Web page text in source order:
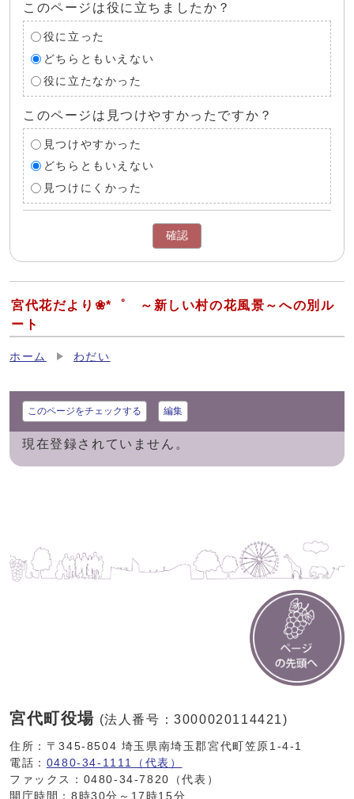
このページは役に立ちましたか？
役に立った
どちらともいえない
役に立たなかった
このページは見つけやすかったですか？
見つけやすかった
どちらともいえない
見つけにくかった
確認
宮代花だより❀*゜ ～新しい村の花風景～への別ル
ート
ホーム わだい
このページをチェックする 編集
現在登録されていません。
宮代町役場 (法人番号：3000020114421)
住所：〒345-8504 埼玉県南埼玉郡宮代町笠原1-4-1
電話： 0480-34-1111（代表）
ファックス：0480-34-7820（代表）
開庁時間：8時30分～17時15分